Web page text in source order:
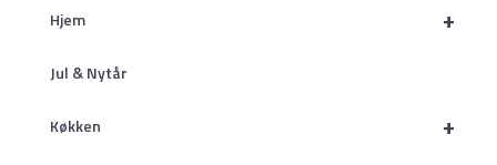
+
Hjem
Jul & Nytår
+
Køkken